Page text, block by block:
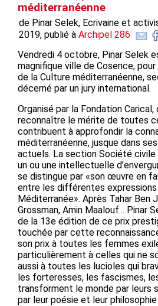
méditerranéenne
de Pinar Selek, Ecrivaine et
2019, publié à Archipel 286
Vendredi 4 octobre, Pinar Selek
magnifique ville de Cosence,
de la Culture méditerranéenne,
décerné par un jury international.
Organisé par la Fondation
reconnaître le mérite de toutes
contribuent à approfondir la
méditerranéenne, jusque dans
actuels. La section Société
un ou une intellectuelle
se distingue par «son œuvre en
entre les différentes
Méditerranée». Après Tahar Ben
Grossman, Amin Maalouf... Pinar
de la 13e édition de ce prix
touchée par cette
son prix à toutes les femmes
particulièrement à celles qui ne
aussi à toutes les lucioles qui
les forteresses, les fascismes,
transforment le monde par leurs
par leur poésie et leur